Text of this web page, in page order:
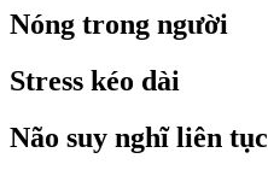
Nóng trong người
Stress kéo dài
Não suy nghĩ liên tục